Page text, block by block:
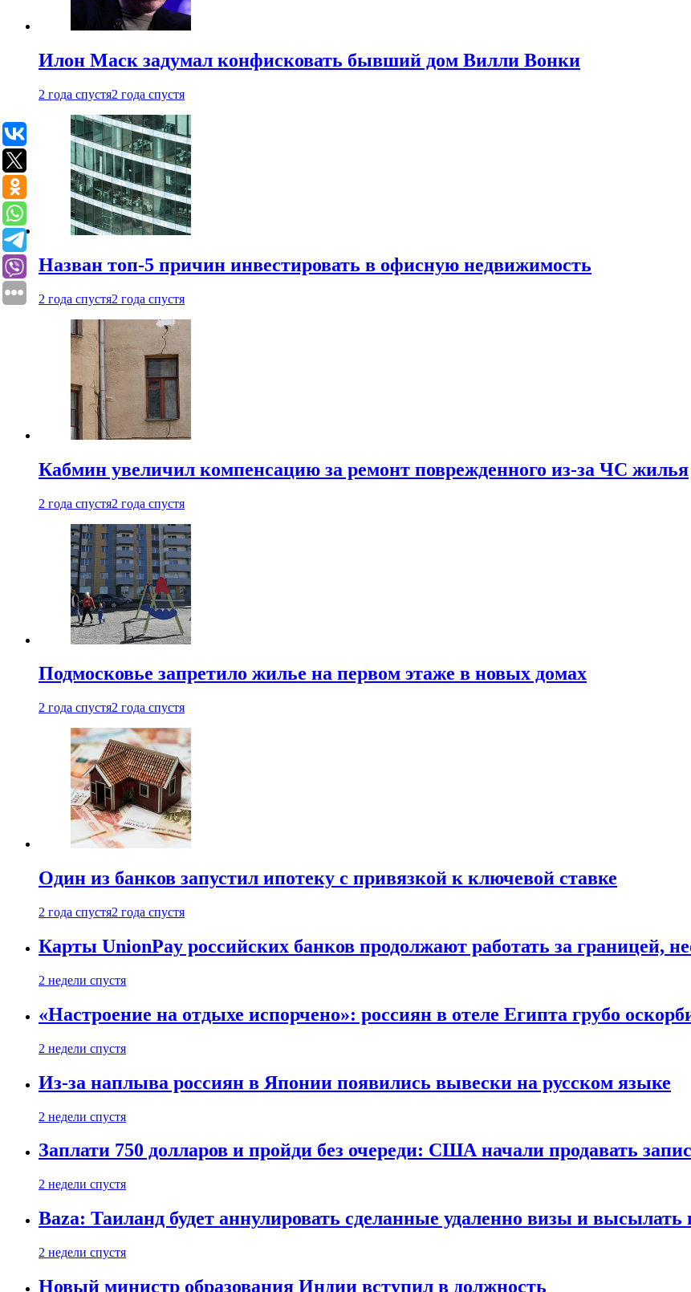
Илон Маск задумал конфисковать бывший дом Вилли Вонки
2 года спустя2 года спустя
Назван топ-5 причин инвестировать в офисную недвижимость
2 года спустя2 года спустя
Кабмин увеличил компенсацию за ремонт поврежденного из-за ЧС жилья
2 года спустя2 года спустя
Подмосковье запретило жилье на первом этаже в новых домах
2 года спустя2 года спустя
Один из банков запустил ипотеку с привязкой к ключевой ставке
2 года спустя2 года спустя
Карты UnionPay российских банков продолжают работать за границей,
2 недели спустя
«Настроение на отдыхе испорчено»: россиян в отеле Египта грубо
2 недели спустя
Из-за наплыва россиян в Японии появились вывески на русском языке
2 недели спустя
Заплати 750 долларов и пройди без очереди: США начали продавать
2 недели спустя
Baza: Таиланд будет аннулировать сделанные удаленно визы и высылать
2 недели спустя
Новый министр образования Индии вступил в должность